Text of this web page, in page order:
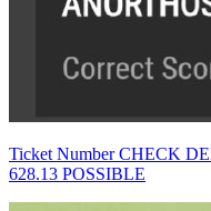
Ticket Number CHECK
628.13 POSSIBLE